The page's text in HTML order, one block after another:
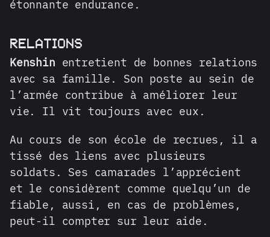
étonnante endurance.
RELATIONS
Kenshin entretient de bonnes relations
avec sa famille. Son poste au sein de
l’armée contribue à améliorer leur
vie. Il vit toujours avec eux.
Au cours de son école de recrues, il a
tissé des liens avec plusieurs
soldats. Ses camarades l’apprécient
et le considèrent comme quelqu’un de
fiable, aussi, en cas de problèmes,
peut-il compter sur leur aide.